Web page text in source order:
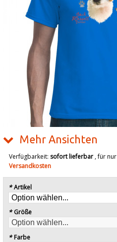
Mehr Ansichten
Verfügbarkeit: sofort lieferbar, für nur
Versandkosten
* Artikel
* Größe
* Farbe